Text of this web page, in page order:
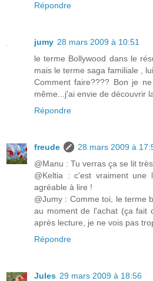
Répondre
jumy 28 mars 2009 à 10:51
le terme Bollywood dans le
mais le terme saga familiale ,
Comment faire???? Bon je
même...j'ai envie de découvrir
Répondre
freude
28 mars 2009 à
@Manu : Tu verras ça se lit
@Keltia : c'est vraiment une
agréable à lire !
@Jumy : Comme toi, le terme
au moment de l'achat (ça fait
après lecture, je ne vois pas
Répondre
Jules 29 mars 2009 à 18:56